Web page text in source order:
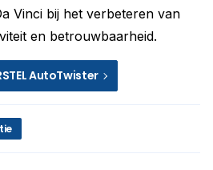
Vinci bij het verbeteren van
en betrouwbaarheid.
AutoTwister